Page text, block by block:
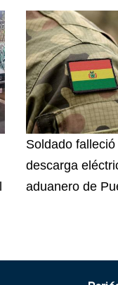
Soldado
descarga
aduanero de